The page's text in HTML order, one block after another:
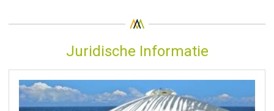
Juridische Informatie